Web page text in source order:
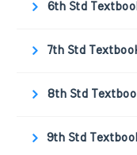
6th Std
7th Std
8th Std
9th Std